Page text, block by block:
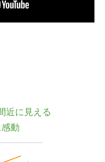
近に見える
動